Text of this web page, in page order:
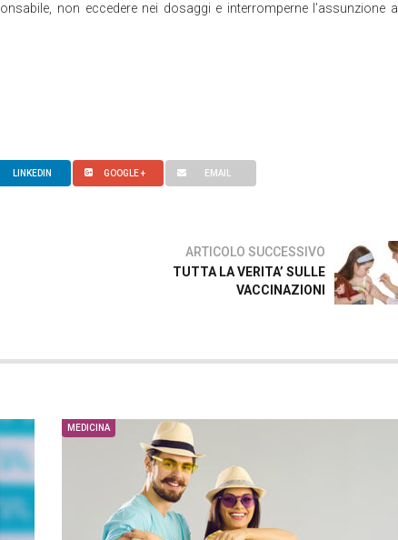
non eccedere nei dosaggi e interromperne l’assunzione a
LINKEDIN GOOGLE + EMAIL
ARTICOLO SUCCESSIVO
TUTTA LA VERITA’ SULLE
VACCINAZIONI
MEDICINA